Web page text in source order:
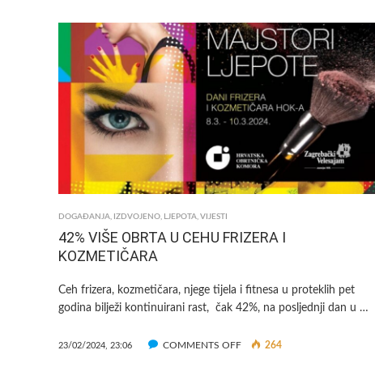
SNIŽAVA
CIJENE
VRTIĆA
ZA
TREĆE
BESPLATAN!
DOGAĐANJA, IZDVOJENO, LJEPOTA, VIJESTI
42% VIŠE OBRTA U CEHU FRIZERA I
KOZMETIČARA
Ceh frizera, kozmetičara, njege tijela i fitnesa u proteklih pet
godina bilježi kontinuirani rast, čak 42%, na posljednji dan u …
23/02/2024, 23:06 COMMENTS OFFON
264